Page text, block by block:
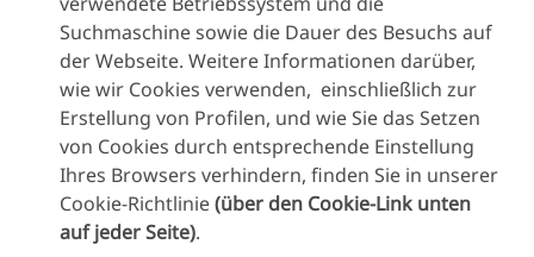
Über
Lundbeck.com -
Benutzer des
"Kontakt"-
speziell angefordert und
erhoben, sondern nur als
Teil einer Meldung von
unerwünschten
Ereignissen im
Zusammenhang mit
einem Rechtsfall oder
gemeldet
Suchmaschine sowie die Dauer des Besuchs auf
der Webseite. Weitere Informationen darüber,
wie wir Cookies verwenden, einschließlich zur
Erstellung von Profilen, und wie Sie das Setzen
von Cookies durch entsprechende Einstellung
Ihres Browsers verhindern, finden Sie in unserer
Cookie-Richtlinie(über den Cookie-Link unten
auf jeder Seite).